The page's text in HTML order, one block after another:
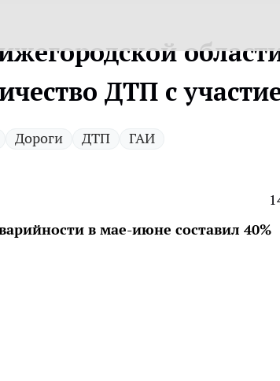
ДТП с
Дороги ДТП ГАИ
в мае-июне составил 40%